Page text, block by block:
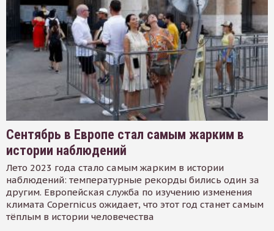
Сентябрь в Европе стал самым жарким в
истории наблюдений
Лето 2023 года стало самым жарким в истории
наблюдений: температурные рекорды бились один за
другим. Европейская служба по изучению изменения
климата Copernicus ожидает, что этот год станет самым
тёплым в истории человечества